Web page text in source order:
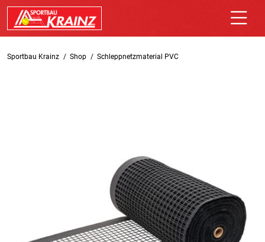
Sportbau Krainz Shop Schleppnetzmaterial PVC